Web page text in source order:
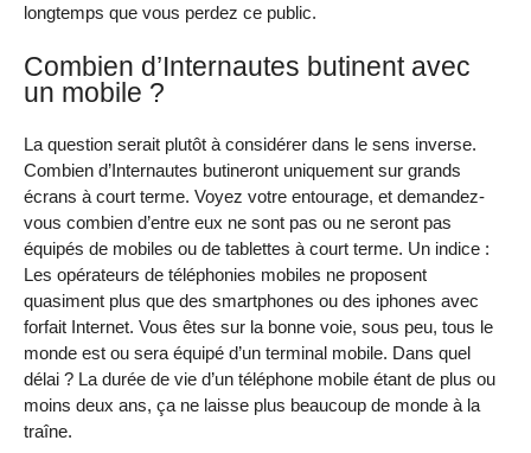
longtemps que vous perdez ce public.
Combien d’Internautes butinent avec
un mobile ?
La question serait plutôt à considérer dans le sens inverse.
Combien d’Internautes butineront uniquement sur grands
écrans à court terme. Voyez votre entourage, et demandez-
vous combien d’entre eux ne sont pas ou ne seront pas
équipés de mobiles ou de tablettes à court terme. Un indice :
Les opérateurs de téléphonies mobiles ne proposent
quasiment plus que des smartphones ou des iphones avec
forfait Internet. Vous êtes sur la bonne voie, sous peu, tous le
monde est ou sera équipé d’un terminal mobile. Dans quel
délai ? La durée de vie d’un téléphone mobile étant de plus ou
moins deux ans, ça ne laisse plus beaucoup de monde à la
traîne.